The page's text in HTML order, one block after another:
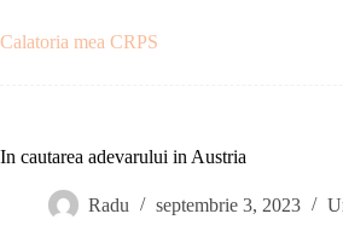
la
conținut
Calatoria mea CRPS
In cautarea adevarului in Austria
Radu septembrie 3, 2023